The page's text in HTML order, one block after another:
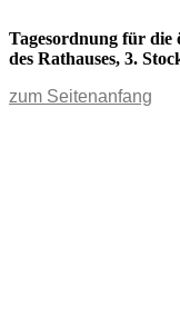
Tagesordnung für die
des Rathauses, 3.
zum Seitenanfang